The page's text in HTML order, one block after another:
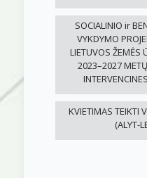
SOCIALINIO ir
VYKDYMO
LIETUVOS ŽEMĖS
2023–2027
KVIETIMAS TEIKTI
(ALYT-